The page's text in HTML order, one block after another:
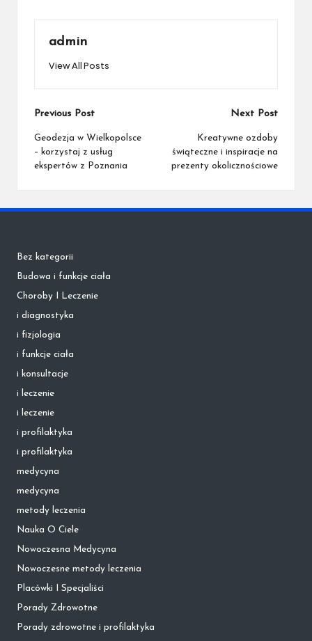
admin
View All Posts
Post
navigation
Previous Post
Geodezja w Wielkopolsce
– korzystaj z usług
ekspertów z Poznania
Next Post
Kreatywne ozdoby
świąteczne i inspiracje na
prezenty okolicznościowe
Bez kategorii
Budowa i funkcje ciała
Choroby I Leczenie
i diagnostyka
i fizjologia
i funkcje ciała
i konsultacje
i leczenie
i leczenie
i profilaktyka
i profilaktyka
medycyna
medycyna
metody leczenia
Nauka O Ciele
Nowoczesna Medycyna
Nowoczesne metody leczenia
Placówki I Specjaliści
Porady Zdrowotne
Porady zdrowotne i profilaktyka